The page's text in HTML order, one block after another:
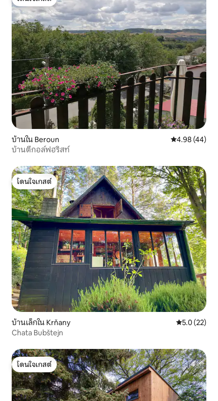
โดนใจเกสต์
บ้านใน Beroun คะแนนเฉลี่ย
4.98 (44)
บ้านตีกอล์ฟฮริสท์
โดนใจเกสต์
โดนใจเกสต์
บ้านเล็กใน Krňany คะแนนเฉลี่ย
5.0 (22)
Chata Bubštejn
โดนใจเกสต์
โดนใจเกสต์